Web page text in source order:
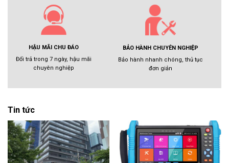
HẬU MÃI CHU ĐÁO
Đổi trả trong 7 ngày, hậu mãi
chuyên nghiệp
BẢO HÀNH CHUYÊN NGHIỆP
Bảo hành nhanh chóng, thủ tục
đơn giản
Tin tức